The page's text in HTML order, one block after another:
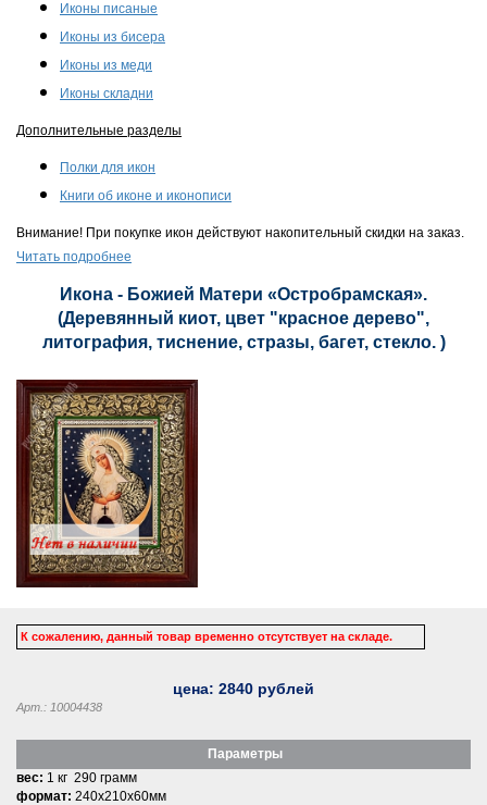
Иконы писаные
Иконы из бисера
Иконы из меди
Иконы складни
Дополнительные разделы
Полки для икон
Книги об иконе и иконописи
Внимание! При покупке икон действуют накопительный скидки на заказ.
Читать подробнее
Икона - Божией Матери «Остробрамская».
(Деревянный киот, цвет "красное дерево",
литография, тиснение, стразы, багет, стекло. )
К сожалению, данный товар временно отсутствует на складе.
цена: 2840 рублей
Арт.: 10004438
Параметры
вес: 1 кг 290 грамм
формат: 240x210x60мм